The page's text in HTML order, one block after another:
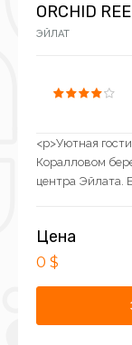
ORCHID
ЭЙЛАТ
<p>Уютная
Коралловом
центра Эйлата.
Цена
0 $